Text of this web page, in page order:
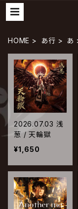
HOME あ行 あ
2026.07.03 浅
葱 / 天輪獄
¥1,650